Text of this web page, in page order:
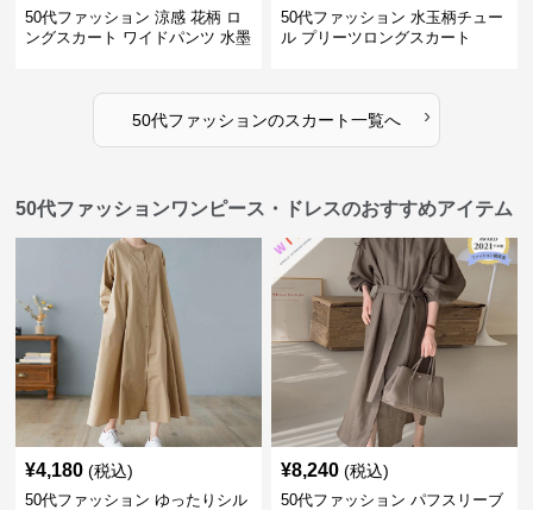
50代ファッション 涼感 花柄 ロ
ングスカート ワイドパンツ 水墨
50代ファッション 水玉柄チュー
ル プリーツロングスカート
50代ファッションのスカート一覧へ ›
50代ファッションワンピース・ドレスのおすすめアイテム
¥4,180 (税込)
50代ファッション ゆったりシル
¥8,240 (税込)
50代ファッション パフスリーブ